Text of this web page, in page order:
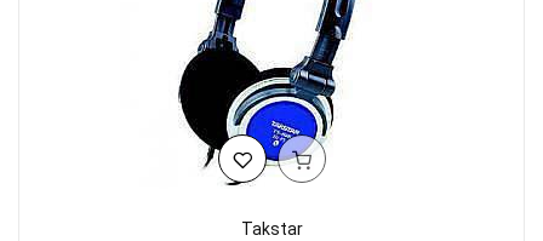
Takstar